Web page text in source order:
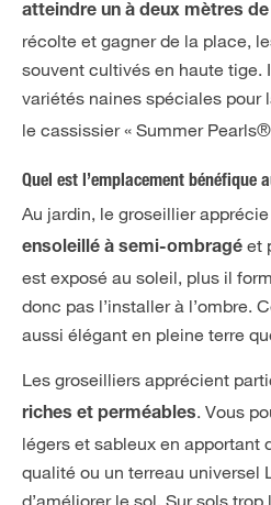
atteindre un à deux mètres
récolte et gagner de la place,
souvent cultivés en haute tige.
variétés naines spéciales pour
le cassissier « Summer
Quel est l’emplacement bénéfique
Au jardin, le groseillier
ensoleillé à semi-ombragé et
est exposé au soleil, plus il
donc pas l’installer à l’ombre.
aussi élégant en pleine terre
Les groseilliers apprécient
riches et perméables. Vous
légers et sableux en apportant
qualité ou un terreau universel
d’améliorer le sol. Sur sols